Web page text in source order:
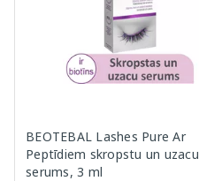
BEOTEBAL Lashes Pure Ar
Peptīdiem skropstu un uzacu
serums, 3 ml